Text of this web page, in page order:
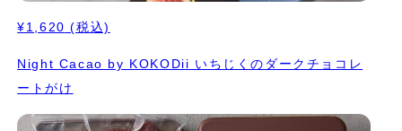
¥1,620 (税込)
Night Cacao by KOKODii いちじくのダークチョコレ
ートがけ